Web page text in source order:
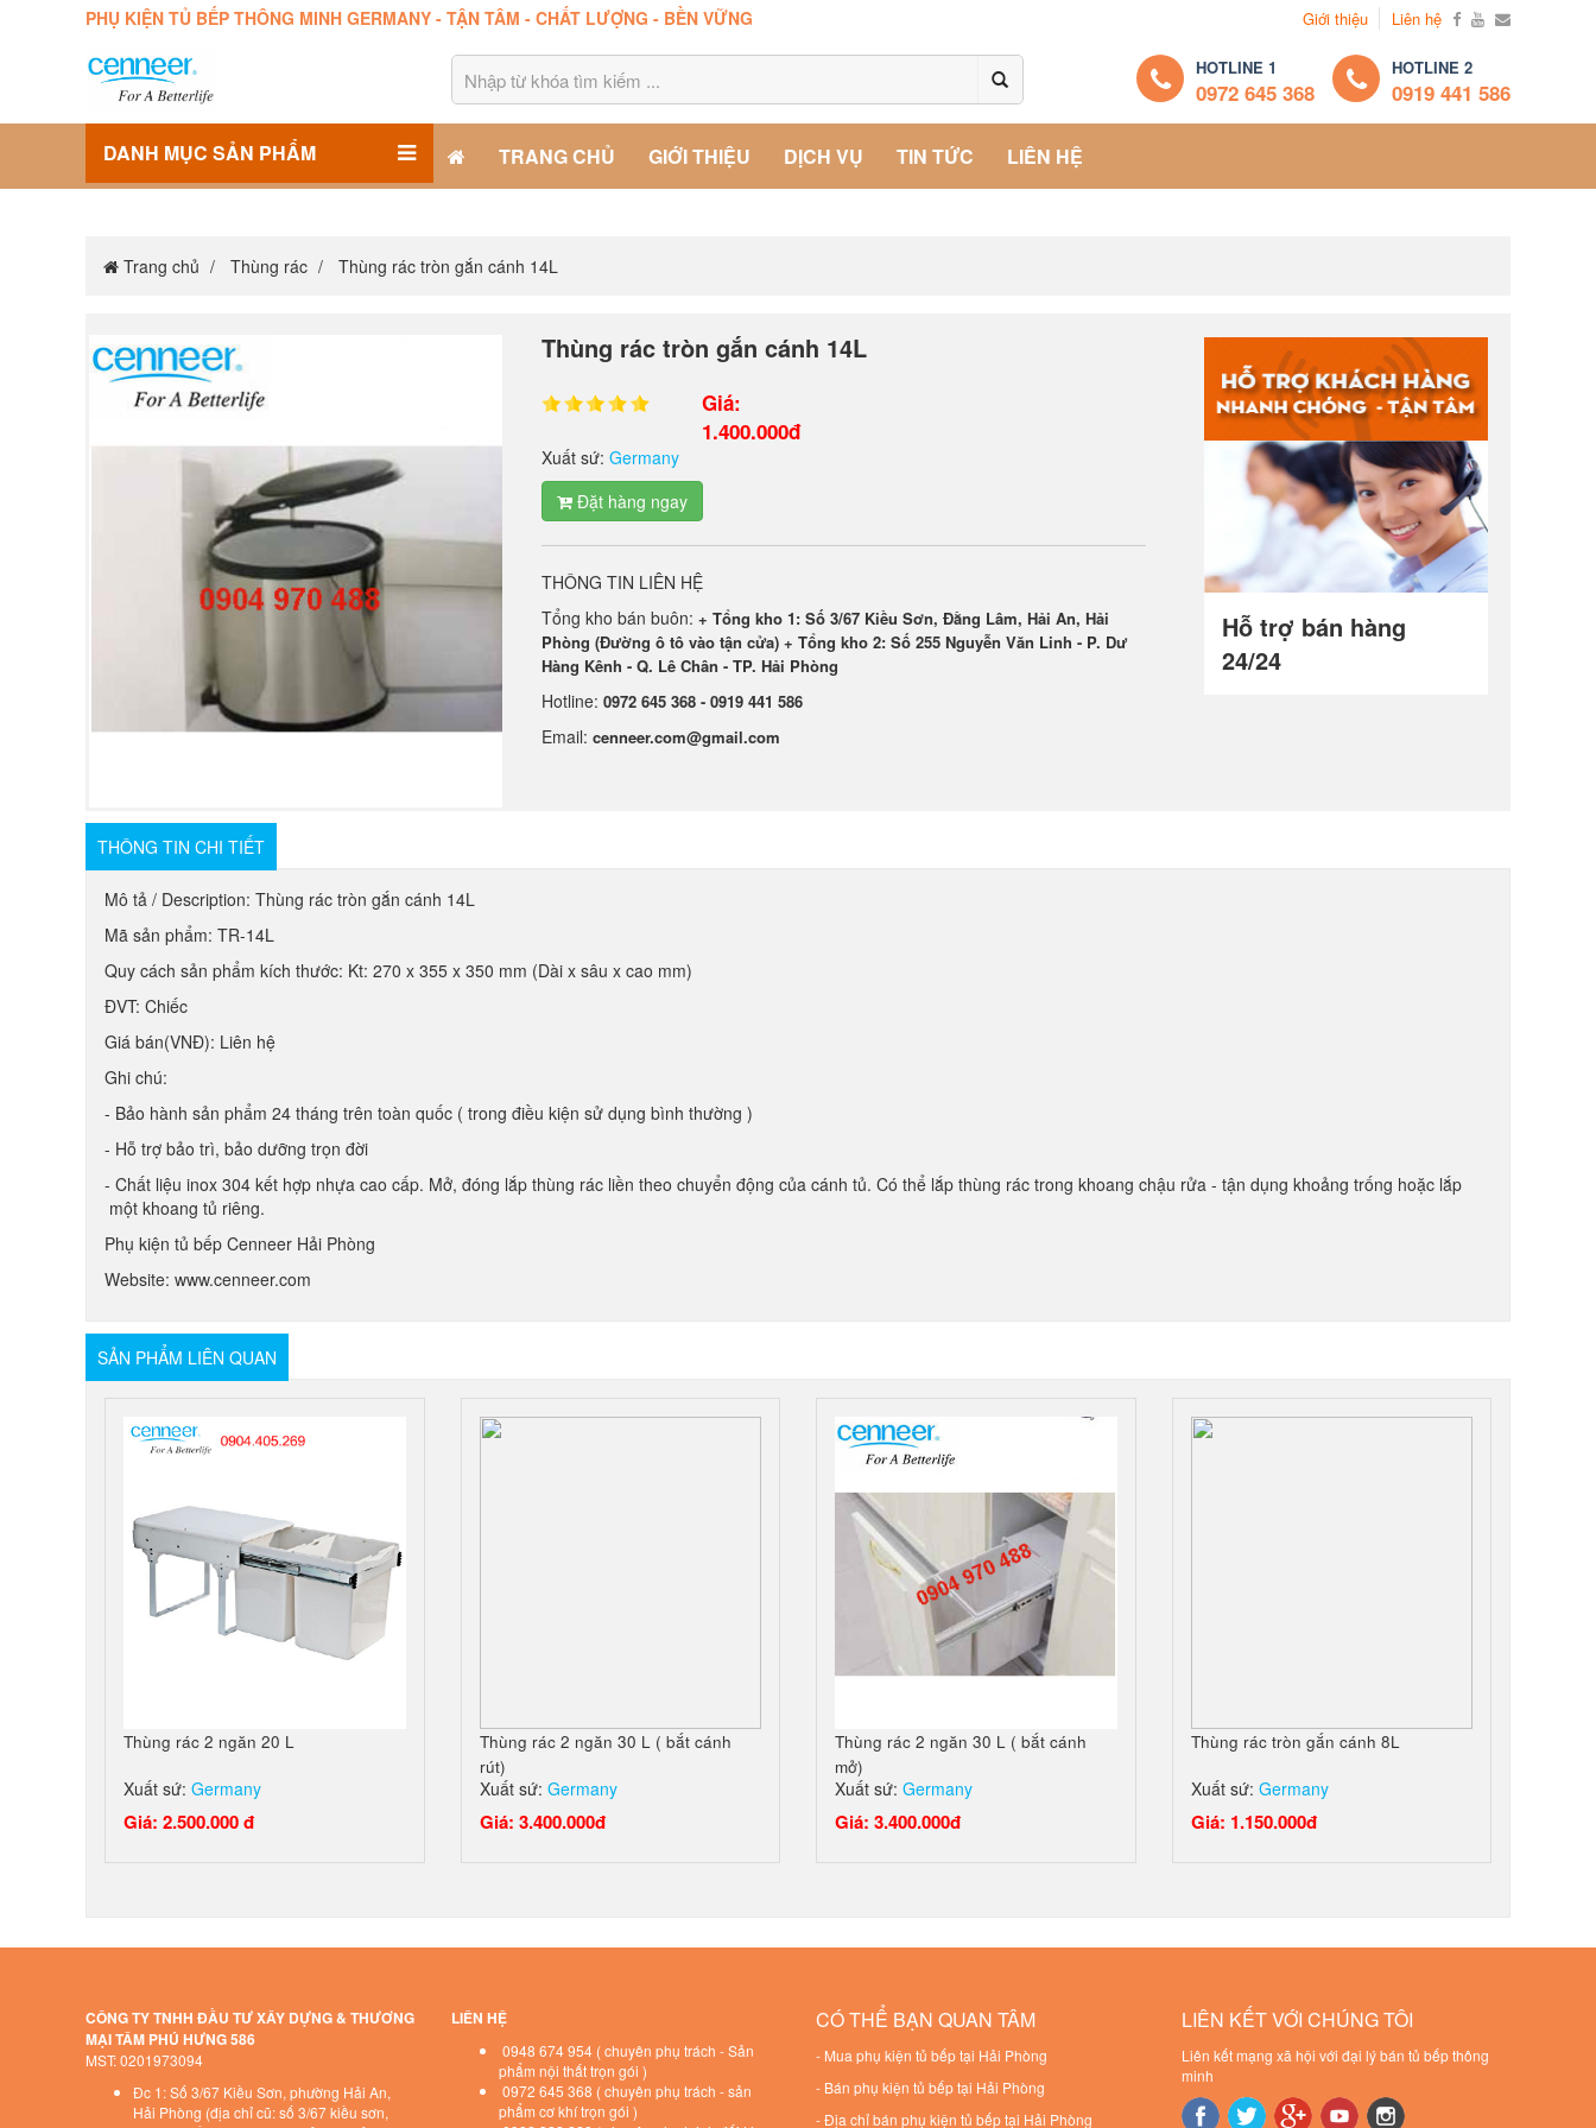
PHỤ KIỆN TỦ BẾP THÔNG MINH GERMANY - TẬN TÂM - CHẤT LƯỢNG - BỀN VỮNG Giới thiệu Liên hệ
HOTLINE 1
0972 645 368
HOTLINE 2
0919 441 586
DANH MỤC SẢN PHẨM TRANG CHỦ GIỚI THIỆU DỊCH VỤ TIN TỨC LIÊN HỆ
Trang chủ Thùng rác Thùng rác tròn gắn cánh 14L
Thùng rác tròn gắn cánh 14L
Giá:
1.400.000đ
Xuất sứ:Germany
Đặt hàng ngay
THÔNG TIN LIÊN HỆ
Tổng kho bán buôn:+ Tổng kho 1: Số 3/67 Kiều Sơn, Đằng Lâm, Hải An, Hải
Phòng (Đường ô tô vào tận cửa) + Tổng kho 2: Số 255 Nguyễn Văn Linh - P. Dư
Hàng Kênh - Q. Lê Chân - TP. Hải Phòng
Hotline:0972 645 368 - 0919 441 586
Email:cenneer.com@gmail.com
Hỗ trợ bán hàng
24/24
THÔNG TIN CHI TIẾT
Mô tả / Description: Thùng rác tròn gắn cánh 14L
Mã sản phẩm: TR-14L
Quy cách sản phẩm kích thước: Kt: 270 x 355 x 350 mm (Dài x sâu x cao mm)
ĐVT: Chiếc
Giá bán(VNĐ): Liên hệ
Ghi chú:
- Bảo hành sản phẩm 24 tháng trên toàn quốc ( trong điều kiện sử dụng bình thường )
- Hỗ trợ bảo trì, bảo dưỡng trọn đời
- Chất liệu inox 304 kết hợp nhựa cao cấp. Mở, đóng lắp thùng rác liền theo chuyển động của cánh tủ. Có thể lắp thùng rác trong khoang chậu rửa - tận dụng khoảng trống hoặc lắp
một khoang tủ riêng.
Phụ kiện tủ bếp Cenneer Hải Phòng
Website: www.cenneer.com
SẢN PHẨM LIÊN QUAN
Thùng rác 2 ngăn 20 L
Xuất sứ: Germany
Giá: 2.500.000 đ
Thùng rác 2 ngăn 30 L ( bắt cánh
rút)
Xuất sứ: Germany
Giá: 3.400.000đ
Thùng rác 2 ngăn 30 L ( bắt cánh
mở)
Xuất sứ: Germany
Giá: 3.400.000đ
Thùng rác tròn gắn cánh 8L
Xuất sứ: Germany
Giá: 1.150.000đ
CÔNG TY TNHH ĐẦU TƯ XÂY DỰNG & THƯƠNG
MẠI TÂM PHÚ HƯNG 586
MST: 0201973094
Đc 1: Số 3/67 Kiều Sơn, phường Hải An,
Hải Phòng (địa chỉ cũ: số 3/67 kiều sơn,
LIÊN HỆ
0948 674 954 ( chuyên phụ trách - Sản
phẩm nội thất trọn gói )
0972 645 368 ( chuyên phụ trách - sản
phẩm cơ khí trọn gói )
CÓ THỂ BẠN QUAN TÂM
- Mua phụ kiện tủ bếp tại Hải Phòng
- Bán phụ kiện tủ bếp tại Hải Phòng
-Địa chỉ bán phụ kiện tủ bếp tại Hải Phòng
LIÊN KẾT VỚI CHÚNG TÔI
Liên kết mạng xã hội với đại lý bán tủ bếp thông
minh